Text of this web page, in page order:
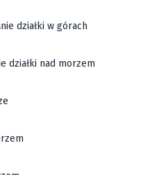
działki w górach
działki nad morzem